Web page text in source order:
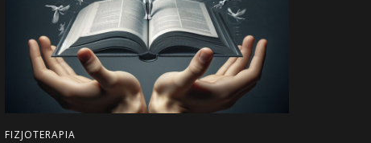
FIZJOTERAPIA